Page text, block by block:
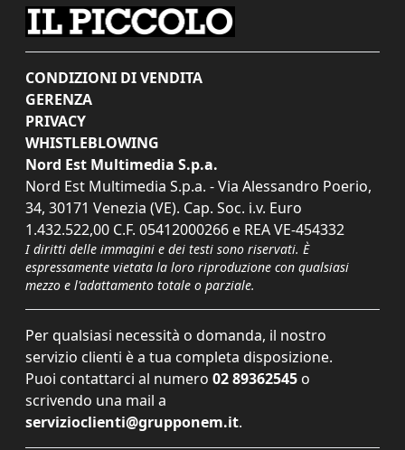
CONDIZIONI DI VENDITA
GERENZA
PRIVACY
WHISTLEBLOWING
Nord Est Multimedia S.p.a.
Nord Est Multimedia S.p.a. - Via Alessandro Poerio,
34, 30171 Venezia (VE). Cap. Soc. i.v. Euro
1.432.522,00 C.F. 05412000266 e REA VE-454332
I diritti delle immagini e dei testi sono riservati. È
espressamente vietata la loro riproduzione con qualsiasi
mezzo e l'adattamento totale o parziale.
Per qualsiasi necessità o domanda, il nostro
servizio clienti è a tua completa disposizione.
Puoi contattarci al numero 02 89362545 o
scrivendo una mail a
servizioclienti@grupponem.it.